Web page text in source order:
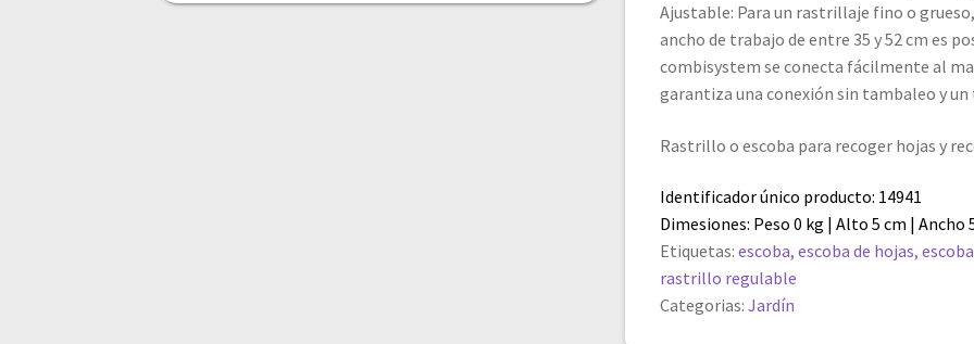
Ajustable: Para un rastrillaje fino o
ancho de trabajo de entre 35 y 52 cm es
combisystem se conecta fácilmente al
garantiza una conexión sin tambaleo y
Rastrillo o escoba para recoger hojas y
Identificador único producto: 14941
Dimesiones: Peso 0 kg | Alto 5 cm | Ancho
Etiquetas:escoba,escoba de hojas,
rastrillo regulable
Categorias:Jardín